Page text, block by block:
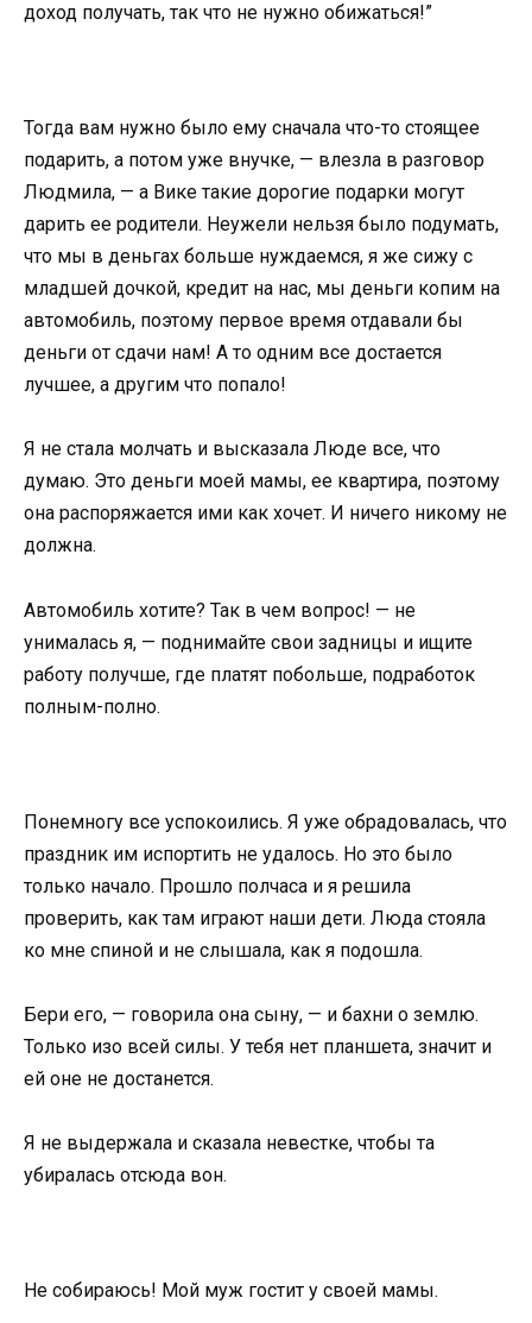
доход получать, так что не нужно обижаться!”
Тогда вам нужно было ему сначала что-то стоящее
подарить, а потом уже внучке, — влезла в разговор
Людмила, — а Вике такие дорогие подарки могут
дарить ее родители. Неужели нельзя было подумать,
что мы в деньгах больше нуждаемся, я же сижу с
младшей дочкой, кредит на нас, мы деньги копим на
автомобиль, поэтому первое время отдавали бы
деньги от сдачи нам! А то одним все достается
лучшее, а другим что попало!
Я не стала молчать и высказала Люде все, что
думаю. Это деньги моей мамы, ее квартира, поэтому
она распоряжается ими как хочет. И ничего никому не
должна.
Автомобиль хотите? Так в чем вопрос! — не
унималась я, — поднимайте свои задницы и ищите
работу получше, где платят побольше, подработок
полным-полно.
Понемногу все успокоились. Я уже обрадовалась, что
праздник им испортить не удалось. Но это было
только начало. Прошло полчаса и я решила
проверить, как там играют наши дети. Люда стояла
ко мне спиной и не слышала, как я подошла.
Бери его, — говорила она сыну, — и бахни о землю.
Только изо всей силы. У тебя нет планшета, значит и
ей оне не достанется.
Я не выдержала и сказала невестке, чтобы та
убиралась отсюда вон.
Не собираюсь! Мой муж гостит у своей мамы.